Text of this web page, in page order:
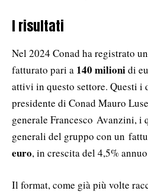
I risultati
Nel 2024 Conad ha registrato
fatturato pari a 140 milionidi
attivi in questo settore. Questi i
presidente di Conad Mauro
generale Francesco Avanzini, i
generali del gruppo con un
euro, in crescita del 4,5%
Il format, come già più volte